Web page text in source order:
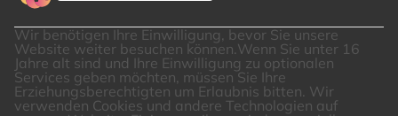
Wir benötigen Ihre Einwilligung, bevor Sie unsere
Website weiter besuchen können. Wenn Sie unter 16
Jahre alt sind und Ihre Einwilligung zu optionalen
Services geben möchten, müssen Sie Ihre
Erziehungsberechtigten um Erlaubnis bitten. Wir
verwenden Cookies und andere Technologien auf